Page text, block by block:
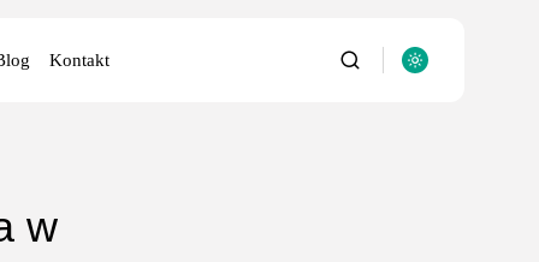
Kontakt
w